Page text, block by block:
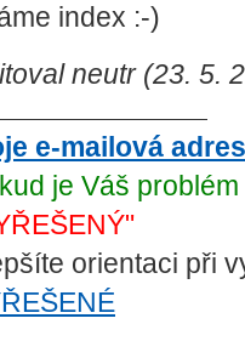
index :-)
neutr (23. 5.
e-mailová
je Váš
orientaci při